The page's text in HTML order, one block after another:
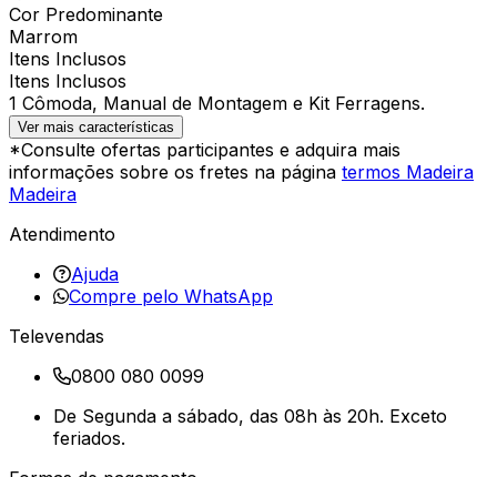
Cor Predominante
Marrom
Itens Inclusos
Itens Inclusos
1 Cômoda, Manual de Montagem e Kit Ferragens.
Ver mais características
*Consulte ofertas participantes e adquira mais
informações sobre os fretes na página termos Madeira
Madeira
Atendimento
Ajuda
Compre pelo WhatsApp
Televendas
0800 080 0099
De Segunda a sábado, das 08h às 20h. Exceto
feriados.